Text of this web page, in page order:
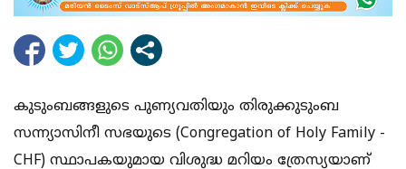
കുടുംബങ്ങളുടെ പുണ്യവതിയും തിരുക്കുടുംബ
സന്ന്യാസിനീ സഭയുടെ (Congregation of Holy Family -
CHF) സ്ഥാപകയുമായ വിശുദ്ധ മറിയം ത്രേസ്യയാണ്